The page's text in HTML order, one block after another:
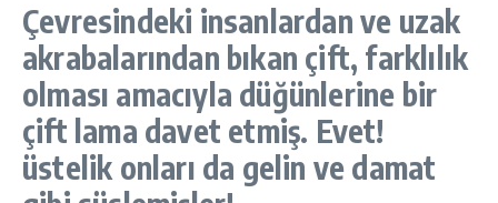
Çevresindeki insanlardan ve uzak
akrabalarından bıkan çift, farklılık
olması amacıyla düğünlerine bir
çift lama davet etmiş. Evet!
üstelik onları da gelin ve damat